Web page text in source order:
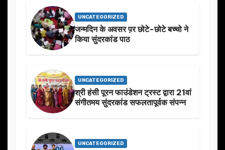
UNCATEGORIZED
जन्मदिन के अवसर प़र छोटे-छोटे बच्चो ने
किया सुंदरकांड पाठ
UNCATEGORIZED
श्री हंसी पूरन फाउंडेशन ट्रस्ट द्वारा 21वां
संगीतमय सुंदरकांड सफलतापूर्वक संपन्न
UNCATEGORIZED